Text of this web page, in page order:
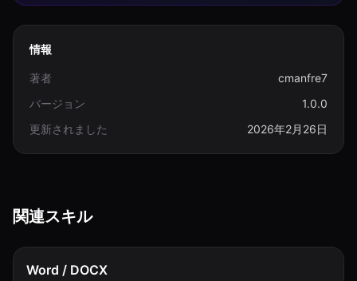
情報
著者
cmanfre7
バージョン
1.0.0
更新されました
2026年2月26日
関連スキル
Word / DOCX